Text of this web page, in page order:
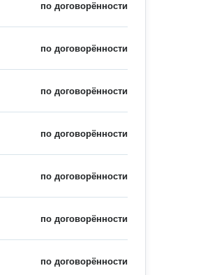
по договорённости
по договорённости
по договорённости
по договорённости
по договорённости
по договорённости
по договорённости